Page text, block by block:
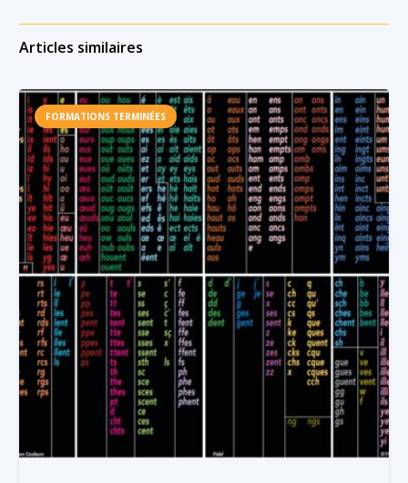
Articles similaires
FORMATIONS TERMINÉES